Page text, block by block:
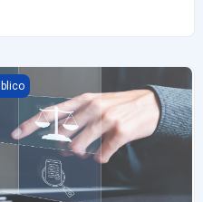
Empresas Estatais